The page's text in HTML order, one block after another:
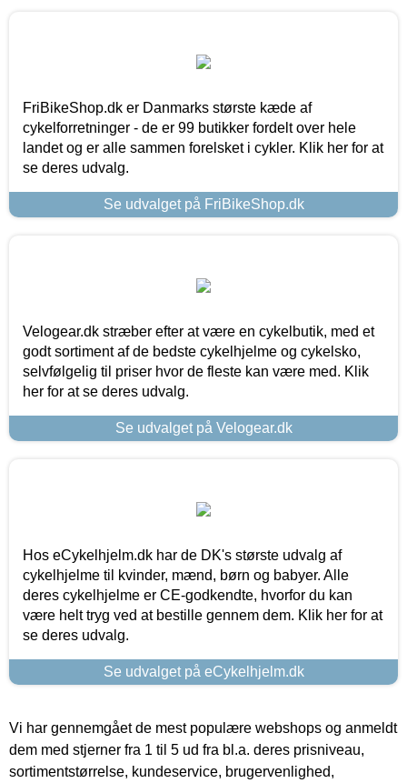
FriBikeShop.dk er Danmarks største kæde af
cykelforretninger - de er 99 butikker fordelt over hele
landet og er alle sammen forelsket i cykler. Klik her for at
se deres udvalg.
Se udvalget på FriBikeShop.dk
Velogear.dk stræber efter at være en cykelbutik, med et
godt sortiment af de bedste cykelhjelme og cykelsko,
selvfølgelig til priser hvor de fleste kan være med. Klik
her for at se deres udvalg.
Se udvalget på Velogear.dk
Hos eCykelhjelm.dk har de DK's største udvalg af
cykelhjelme til kvinder, mænd, børn og babyer. Alle
deres cykelhjelme er CE-godkendte, hvorfor du kan
være helt tryg ved at bestille gennem dem. Klik her for at
se deres udvalg.
Se udvalget på eCykelhjelm.dk
Vi har gennemgået de mest populære webshops og anmeldt
dem med stjerner fra 1 til 5 ud fra bl.a. deres prisniveau,
sortimentstørrelse, kundeservice, brugervenlighed,